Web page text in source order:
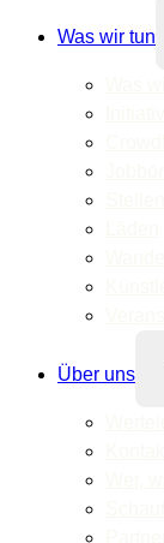
Was wir tun
Über uns